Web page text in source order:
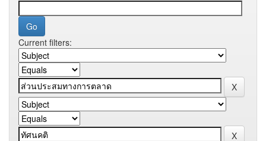
Current filters: